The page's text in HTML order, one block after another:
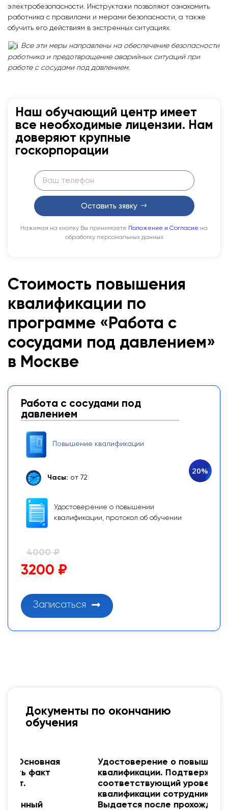
электробезопасности. Инструктажи позволяют ознакомить
работника с правилами и мерами безопасности, а также
обучить его действиям в экстренных ситуациях.
Все эти меры направлены на обеспечение безопасности
работника и предотвращение аварийных ситуаций при
работе с сосудами под давлением.
Наш обучающий центр имеет
все необходимые лицензии. Нам
доверяют крупные
госкорпорации
Оставить зявку
Нажимая на кнопку Вы принимаете Положение и Согласие на
обработку персональных данных
Стоимость повышения
квалификации по
программе «Работа с
сосудами под давлением»
в Москве
Работа с сосудами под
давлением
Повышение квалификации
Часы: от 72
Удостоверение о повышении
квалификации, протокол об обучении
20%
4000 ₽
3200 ₽
Записаться
Документы по окончанию
обучения
Удостоверение о повышении
квалификации. Подтверждает
соответствующий уровень
квалификации сотрудника.
Выдается после прохождения